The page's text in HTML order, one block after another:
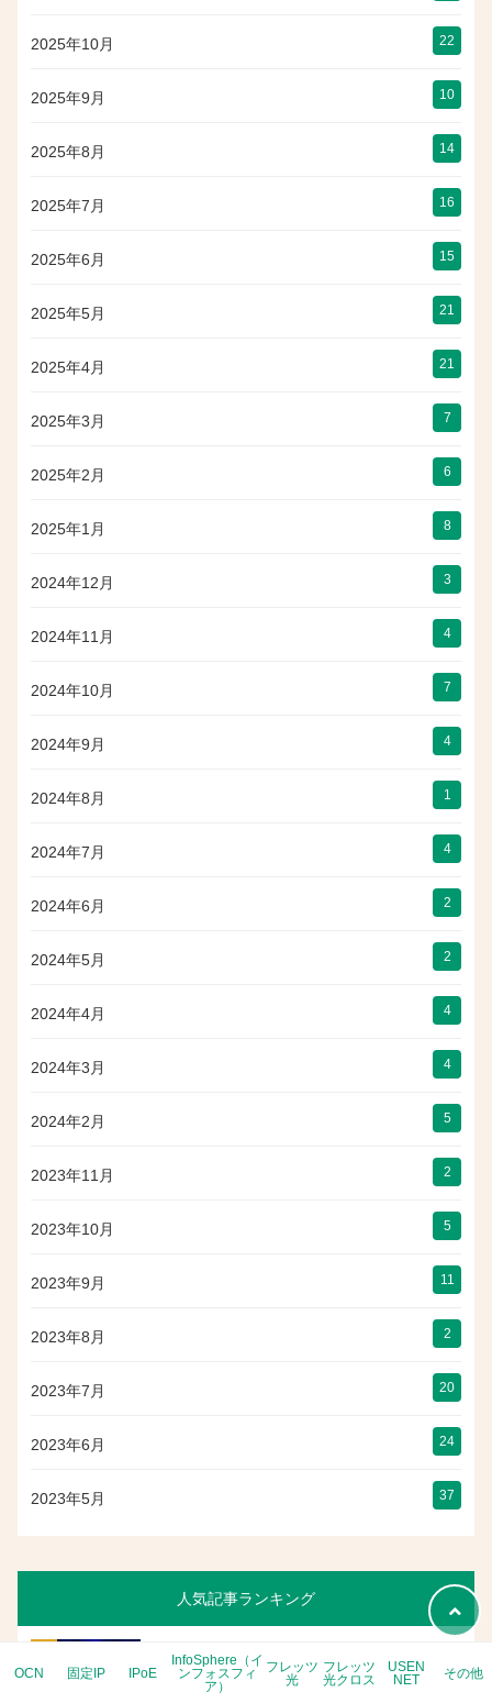
2025年10月 22
2025年9月 10
2025年8月 14
2025年7月 16
2025年6月 15
2025年5月 21
2025年4月 21
2025年3月 7
2025年2月 6
2025年1月 8
2024年12月 3
2024年11月 4
2024年10月 7
2024年9月 4
2024年8月 1
2024年7月 4
2024年6月 2
2024年5月 2
2024年4月 4
2024年3月 4
2024年2月 5
2023年11月 2
2023年10月 5
2023年9月 11
2023年8月 2
2023年7月 20
2023年6月 24
2023年5月 37
人気記事ランキング
ーターでの判定ステップ
OCN 固定IP IPoE
InfoSphere（イ
ンフォスフィ
ア）
フレッツ
光
フレッツ
光クロス
USEN
NET
その他